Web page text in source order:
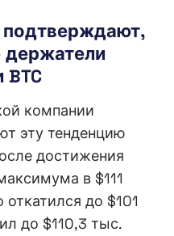
держатели
компании
эту тенденцию
достижения
в $111
до $101
до $110,3 тыс.